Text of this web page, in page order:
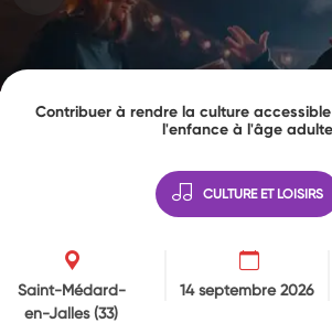
Contribuer à rendre la culture
l'enfance à l'âge adulte
CULTURE ET LOISIRS
Saint-Médard-
en-Jalles(33)
14 septembre 2026